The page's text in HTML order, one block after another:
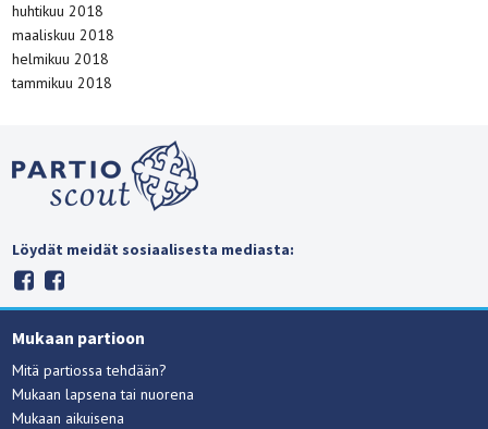
huhtikuu 2018
maaliskuu 2018
helmikuu 2018
tammikuu 2018
Löydät meidät sosiaalisesta mediasta:
Mukaan partioon
Mitä partiossa tehdään?
Mukaan lapsena tai nuorena
Mukaan aikuisena